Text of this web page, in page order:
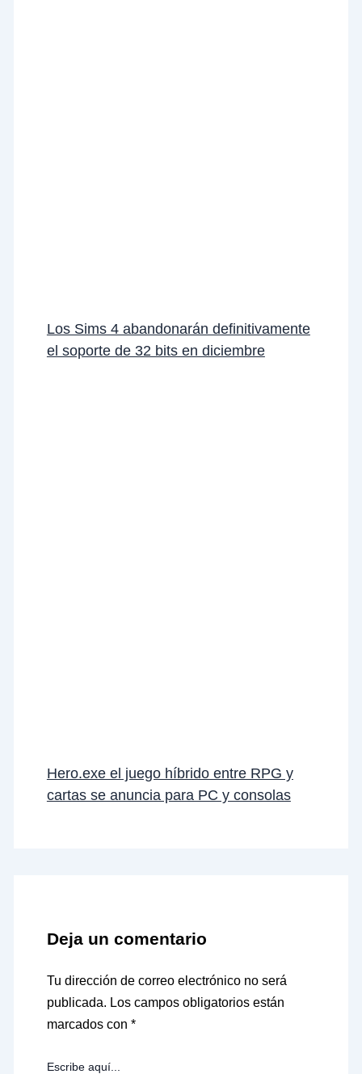
Los Sims 4 abandonarán definitivamente
el soporte de 32 bits en diciembre
Hero.exe el juego híbrido entre RPG y
cartas se anuncia para PC y consolas
Deja un comentario
Tu dirección de correo electrónico no será
publicada. Los campos obligatorios están
marcados con *
Escribe aquí...